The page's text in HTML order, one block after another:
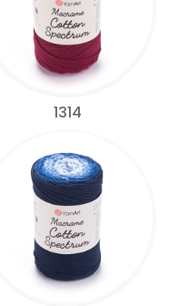
1314